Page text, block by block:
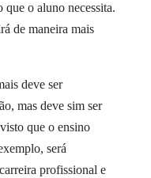
que o aluno necessita.
de maneira mais
deve ser
mas deve sim ser
que o ensino
será
profissional e